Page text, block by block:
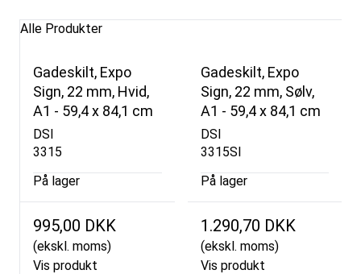
Alle Produkter
Gadeskilt, Expo
Sign, 22 mm, Hvid,
A1 - 59,4 x 84,1 cm
DSI
3315
På lager
995,00 DKK
(ekskl. moms)
Vis produkt
Gadeskilt, Expo
Sign, 22 mm, Sølv,
A1 - 59,4 x 84,1 cm
DSI
3315SI
På lager
1.290,70 DKK
(ekskl. moms)
Vis produkt